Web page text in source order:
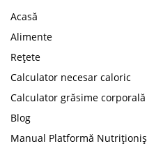
Acasă
Alimente
Rețete
Calculator necesar caloric
Calculator grăsime corporală
Blog
Manual Platformă